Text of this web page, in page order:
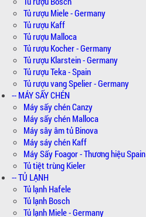
Tủ rượu Miele - Germany
Tủ rượu Kaff
Tủ rượu Malloca
Tủ rượu Kocher - Germany
Tủ rượu Klarstein - Germany
Tủ rượu Teka - Spain
Tủ rượu vang Spelier - Germany
-- MÁY SẤY CHÉN
Máy sấy chén Canzy
Máy sấy chén Malloca
Máy sây âm tủ Binova
Máy sáy chén Kaff
Máy Sấy Foagor - Thương hiệu Spain
Tủ tiệt trùng Kieler
-- TỦ LẠNH
Tủ lạnh Hafele
Tủ lạnh Bosch
Tủ lạnh Miele - Germany